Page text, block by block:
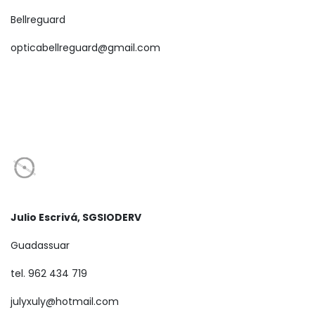
Bellreguard
opticabellreguard@gmail.com
Julio Escrivá, SGSIODERV
Guadassuar
tel. 962 434 719
julyxuly@hotmail.com